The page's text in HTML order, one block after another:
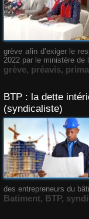
grève afin d’exiger le
2022 par le ministère de
grève, préavis,
BTP : la dette
(syndicaliste)
des entrepreneurs du
Batiment, BTP,